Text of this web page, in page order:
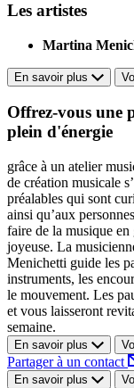
Les artistes
Martina
En savoir plus
Offrez-vous une
plein d'énergie
grâce à un atelier
de création musicale
préalables qui sont
ainsi qu’aux
faire de la musique en
joyeuse. La
Menichetti guide les
instruments, les
le mouvement. Les
et vous laisseront
semaine.
En savoir plus
Partager à un contact
En savoir plus